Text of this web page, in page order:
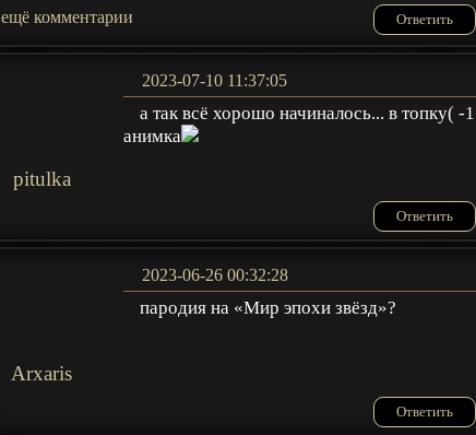
ещё комментарии Ответить
pitulka
2023-07-10 11:37:05
а так всё хорошо начиналось... в топку( -1
анимка
Ответить
Arxaris
2023-06-26 00:32:28
пародия на «Мир эпохи звёзд»?
Ответить